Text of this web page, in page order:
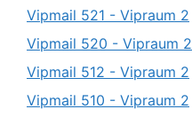
Vipmail 521 - Vipraum 2
Vipmail 520 - Vipraum 2
Vipmail 512 - Vipraum 2
Vipmail 510 - Vipraum 2